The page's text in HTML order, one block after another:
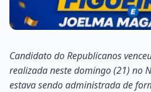
Candidato do Republicanos
realizada neste domingo (21) no
estava sendo administrada de